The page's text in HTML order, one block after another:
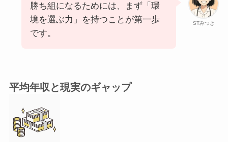
STみつき
勝ち組になるためには、まず「環
境を選ぶ力」を持つことが第一歩
です。
平均年収と現実のギャップ